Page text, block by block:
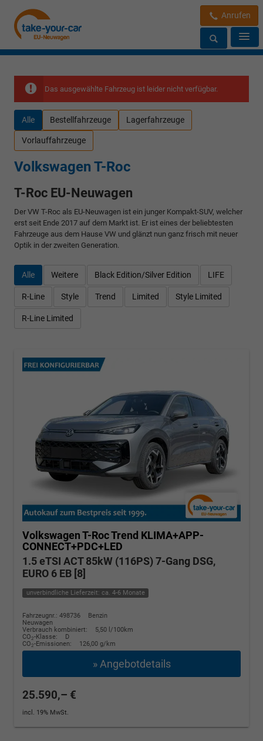
Anrufen
Das ausgewählte Fahrzeug ist leider nicht verfügbar.
Alle Bestellfahrzeuge Lagerfahrzeuge
Vorlauffahrzeuge
Volkswagen T-Roc
T-Roc EU-Neuwagen
Der VW T-Roc als EU-Neuwagen ist ein junger Kompakt-SUV, welcher
erst seit Ende 2017 auf dem Markt ist. Er ist eines der beliebtesten
Fahrzeuge aus dem Hause VW und glänzt nun ganz frisch mit neuer
Optik in der zweiten Generation.
Alle Weitere Black Edition/Silver Edition LIFE
R-Line Style Trend Limited Style Limited
R-Line Limited
Volkswagen T-RocTrend KLIMA+APP-
CONNECT+PDC+LED
1.5 eTSI ACT 85kW (116PS) 7-Gang DSG,
EURO 6 EB [8]
unverbindliche Lieferzeit: ca. 4-6 Monate
Fahrzeugnr.: 498736
Benzin
Neuwagen
Verbrauch kombiniert:
5,50 l/100km
CO2-Klasse:
D
CO2-Emissionen: 126,00 g/km
» Angebotdetails
25.590,– €
incl. 19% MwSt.